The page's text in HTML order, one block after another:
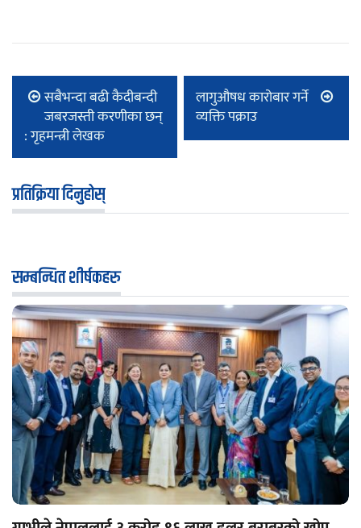
सबैभन्दा बढी कैदीबन्दी
जबरजस्ती करणीका छन्
: गृहमन्त्री लेखक
लागुऔषध कारोबार गर्ने
व्यक्ति पक्राउ
प्रतिक्रिया दिनुहोस्
सम्बन्धित शीर्षकहरु